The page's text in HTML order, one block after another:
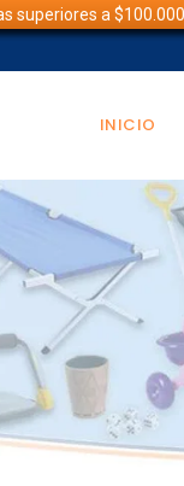
superiores a
INICIO